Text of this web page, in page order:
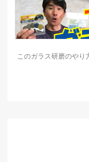
このガラス研磨のやり